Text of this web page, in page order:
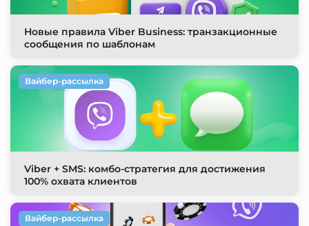
Новые правила Viber Business: транзакционные
сообщения по шаблонам
Viber + SMS: комбо-стратегия для достижения
100% охвата клиентов
Вайбер-рассылка
Вайбер-рассылка